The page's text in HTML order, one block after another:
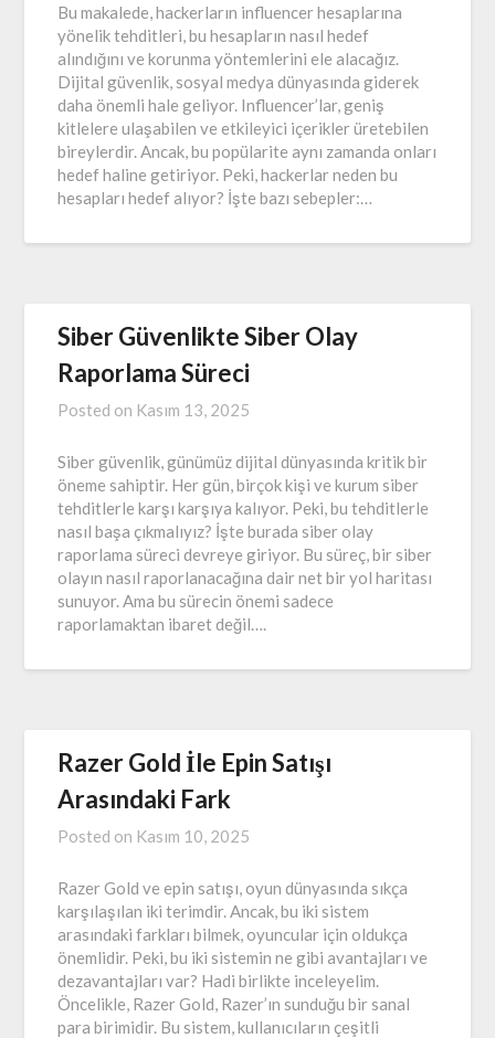
Bu makalede, hackerların influencer hesaplarına
yönelik tehditleri, bu hesapların nasıl hedef
alındığını ve korunma yöntemlerini ele alacağız.
Dijital güvenlik, sosyal medya dünyasında giderek
daha önemli hale geliyor. Influencer’lar, geniş
kitlelere ulaşabilen ve etkileyici içerikler üretebilen
bireylerdir. Ancak, bu popülarite aynı zamanda onları
hedef haline getiriyor. Peki, hackerlar neden bu
hesapları hedef alıyor? İşte bazı sebepler:…
Siber Güvenlikte Siber Olay
Raporlama Süreci
Posted on Kasım 13, 2025
Siber güvenlik, günümüz dijital dünyasında kritik bir
öneme sahiptir. Her gün, birçok kişi ve kurum siber
tehditlerle karşı karşıya kalıyor. Peki, bu tehditlerle
nasıl başa çıkmalıyız? İşte burada siber olay
raporlama süreci devreye giriyor. Bu süreç, bir siber
olayın nasıl raporlanacağına dair net bir yol haritası
sunuyor. Ama bu sürecin önemi sadece
raporlamaktan ibaret değil….
Razer Gold İle Epin Satışı
Arasındaki Fark
Posted on Kasım 10, 2025
Razer Gold ve epin satışı, oyun dünyasında sıkça
karşılaşılan iki terimdir. Ancak, bu iki sistem
arasındaki farkları bilmek, oyuncular için oldukça
önemlidir. Peki, bu iki sistemin ne gibi avantajları ve
dezavantajları var? Hadi birlikte inceleyelim.
Öncelikle, Razer Gold, Razer’ın sunduğu bir sanal
para birimidir. Bu sistem, kullanıcıların çeşitli